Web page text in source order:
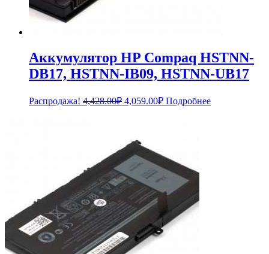
Аккумулятор HP Compaq HSTNN-
DB17, HSTNN-IB09, HSTNN-UB17
Распродажа! 4,428.00₽ Первоначальная
4,059.00₽Текущая
цена:
Подробнее